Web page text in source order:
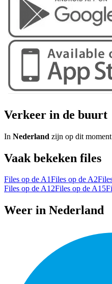
Verkeer in de buurt
In Nederland zijn op dit moment
Vaak bekeken files
Files op de A1Files op de A2
Files op de A12Files op de A15
Weer in Nederland